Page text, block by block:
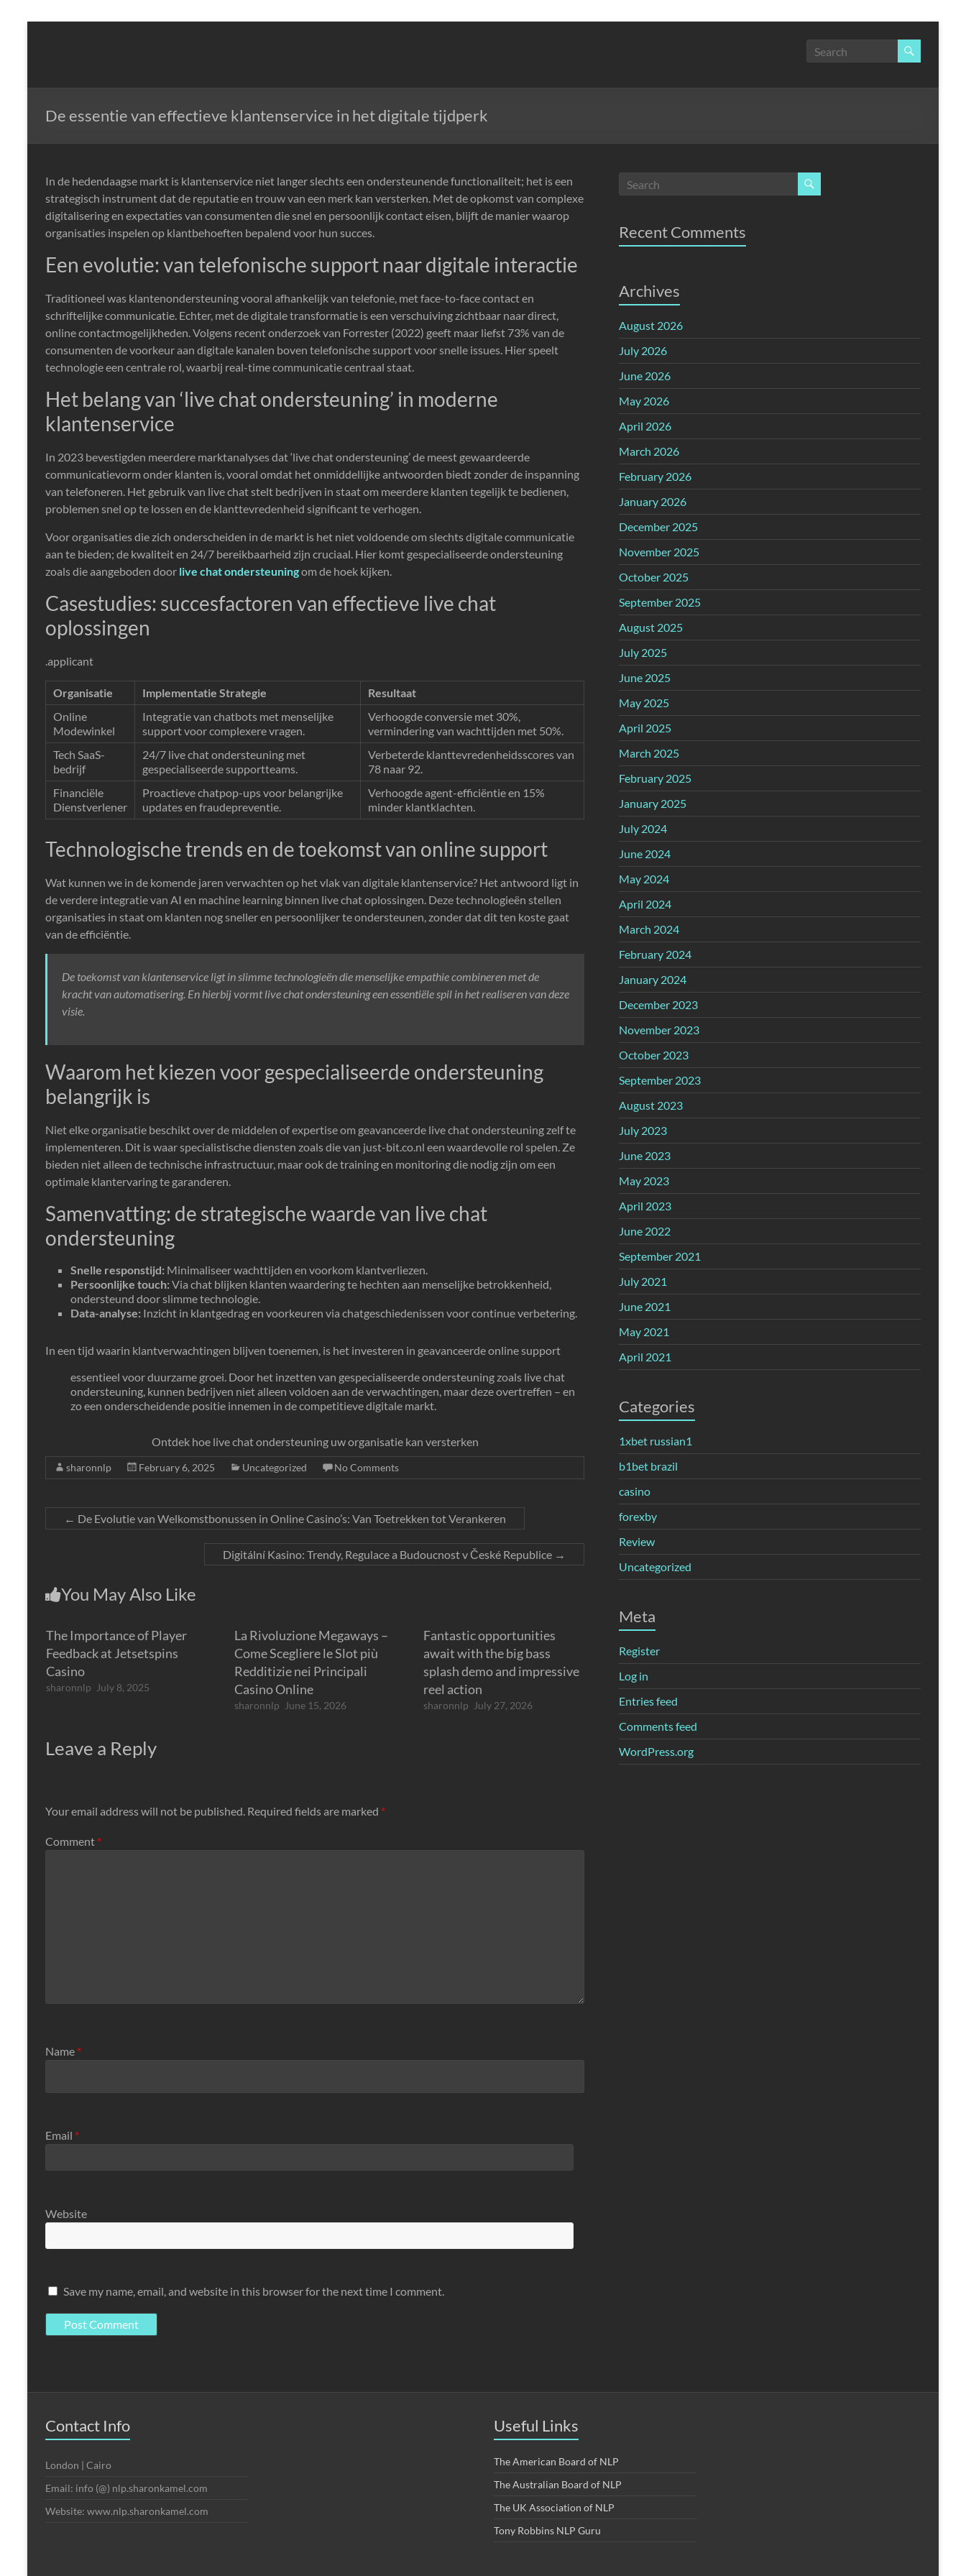
and
Line
effect
immediate
change
De essentie van effectieve klantenservice in het digitale tijdperk
In de hedendaagse markt is klantenservice niet langer slechts een ondersteunende functionaliteit; het is een
strategisch instrument dat de reputatie en trouw van een merk kan versterken. Met de opkomst van complexe
digitalisering en expectaties van consumenten die snel en persoonlijk contact eisen, blijft de manier waarop
organisaties inspelen op klantbehoeften bepalend voor hun succes.
Een evolutie: van telefonische support naar digitale interactie
Traditioneel was klantenondersteuning vooral afhankelijk van telefonie, met face-to-face contact en
schriftelijke communicatie. Echter, met de digitale transformatie is een verschuiving zichtbaar naar direct,
online contactmogelijkheden. Volgens recent onderzoek van Forrester (2022) geeft maar liefst 73% van de
consumenten de voorkeur aan digitale kanalen boven telefonische support voor snelle issues. Hier speelt
technologie een centrale rol, waarbij real-time communicatie centraal staat.
Het belang van ‘live chat ondersteuning’ in moderne
klantenservice
In 2023 bevestigden meerdere marktanalyses dat ‘live chat ondersteuning’ de meest gewaardeerde
communicatievorm onder klanten is, vooral omdat het onmiddellijke antwoorden biedt zonder de inspanning
van telefoneren. Het gebruik van live chat stelt bedrijven in staat om meerdere klanten tegelijk te bedienen,
problemen snel op te lossen en de klanttevredenheid significant te verhogen.
Voor organisaties die zich onderscheiden in de markt is het niet voldoende om slechts digitale communicatie
aan te bieden; de kwaliteit en 24/7 bereikbaarheid zijn cruciaal. Hier komt gespecialiseerde ondersteuning
zoals die aangeboden door live chat ondersteuningom de hoek kijken.
Casestudies: succesfactoren van effectieve live chat
oplossingen
.applicant
Organisatie Implementatie Strategie
Resultaat
Online
Modewinkel
Integratie van chatbots met menselijke
support voor complexere vragen.
Verhoogde conversie met 30%,
vermindering van wachttijden met 50%.
Tech SaaS-
bedrijf
24/7 live chat ondersteuning met
gespecialiseerde supportteams.
Verbeterde klanttevredenheidsscores van
78 naar 92.
Financiële
Dienstverlener
Proactieve chatpop-ups voor belangrijke
updates en fraudepreventie.
Verhoogde agent-efficiëntie en 15%
minder klantklachten.
Technologische trends en de toekomst van online support
Wat kunnen we in de komende jaren verwachten op het vlak van digitale klantenservice? Het antwoord ligt in
de verdere integratie van AI en machine learning binnen live chat oplossingen. Deze technologieën stellen
organisaties in staat om klanten nog sneller en persoonlijker te ondersteunen, zonder dat dit ten koste gaat
van de efficiëntie.
De toekomst van klantenservice ligt in slimme technologieën die menselijke empathie combineren met de
kracht van automatisering. En hierbij vormt live chat ondersteuning een essentiële spil in het realiseren van deze
visie.
Waarom het kiezen voor gespecialiseerde ondersteuning
belangrijk is
Niet elke organisatie beschikt over de middelen of expertise om geavanceerde live chat ondersteuning zelf te
implementeren. Dit is waar specialistische diensten zoals die van just-bit.co.nl een waardevolle rol spelen. Ze
bieden niet alleen de technische infrastructuur, maar ook de training en monitoring die nodig zijn om een
optimale klantervaring te garanderen.
Samenvatting: de strategische waarde van live chat
ondersteuning
Snelle responstijd: Minimaliseer wachttijden en voorkom klantverliezen.
Persoonlijke touch: Via chat blijken klanten waardering te hechten aan menselijke betrokkenheid,
ondersteund door slimme technologie.
Data-analyse: Inzicht in klantgedrag en voorkeuren via chatgeschiedenissen voor continue verbetering.
In een tijd waarin klantverwachtingen blijven toenemen, is het investeren in geavanceerde online support
essentieel voor duurzame groei. Door het inzetten van gespecialiseerde ondersteuning zoals live chat
ondersteuning, kunnen bedrijven niet alleen voldoen aan de verwachtingen, maar deze overtreffen – en
zo een onderscheidende positie innemen in de competitieve digitale markt.
Ontdek hoe live chat ondersteuning uw organisatie kan versterken
sharonnlp February 6, 2025 Uncategorized No Comments
← De Evolutie van Welkomstbonussen in Online Casino’s: Van Toetrekken tot Verankeren
Digitální Kasino: Trendy, Regulace a Budoucnost v České Republice →
You May Also Like
The Importance of Player
Feedback at Jetsetspins
Casino
sharonnlp July 8, 2025
La Rivoluzione Megaways –
Come Scegliere le Slot più
Redditizie nei Principali
Casino Online
sharonnlp June 15, 2026
Fantastic opportunities
await with the big bass
splash demo and impressive
reel action
sharonnlp July 27, 2026
Leave a Reply
Your email address will not be published. Required fields are marked *
Comment *
Name *
Email *
Website
Save my name, email, and website in this browser for the next time I comment.
Recent Comments
Archives
August 2026
July 2026
June 2026
May 2026
April 2026
March 2026
February 2026
January 2026
December 2025
November 2025
October 2025
September 2025
August 2025
July 2025
June 2025
May 2025
April 2025
March 2025
February 2025
January 2025
July 2024
June 2024
May 2024
April 2024
March 2024
February 2024
January 2024
December 2023
November 2023
October 2023
September 2023
August 2023
July 2023
June 2023
May 2023
April 2023
June 2022
September 2021
July 2021
June 2021
May 2021
April 2021
Categories
1xbet russian1
b1bet brazil
casino
forexby
Review
Uncategorized
Meta
Register
Log in
Entries feed
Comments feed
WordPress.org
Contact Info
London | Cairo
Email: info (@) nlp.sharonkamel.com
Website: www.nlp.sharonkamel.com
Useful Links
The American Board of NLP
The Australian Board of NLP
The UK Association of NLP
Tony Robbins NLP Guru